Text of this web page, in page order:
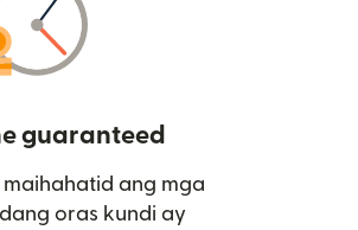
guaranteed
ang mga
oras kundi ay